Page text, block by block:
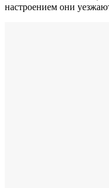
настроением они